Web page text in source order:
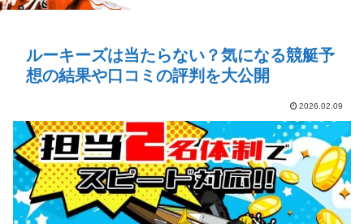
ルーキーズは当たらない？気になる競艇予
想の結果や口コミの評判を大公開
2026.02.09